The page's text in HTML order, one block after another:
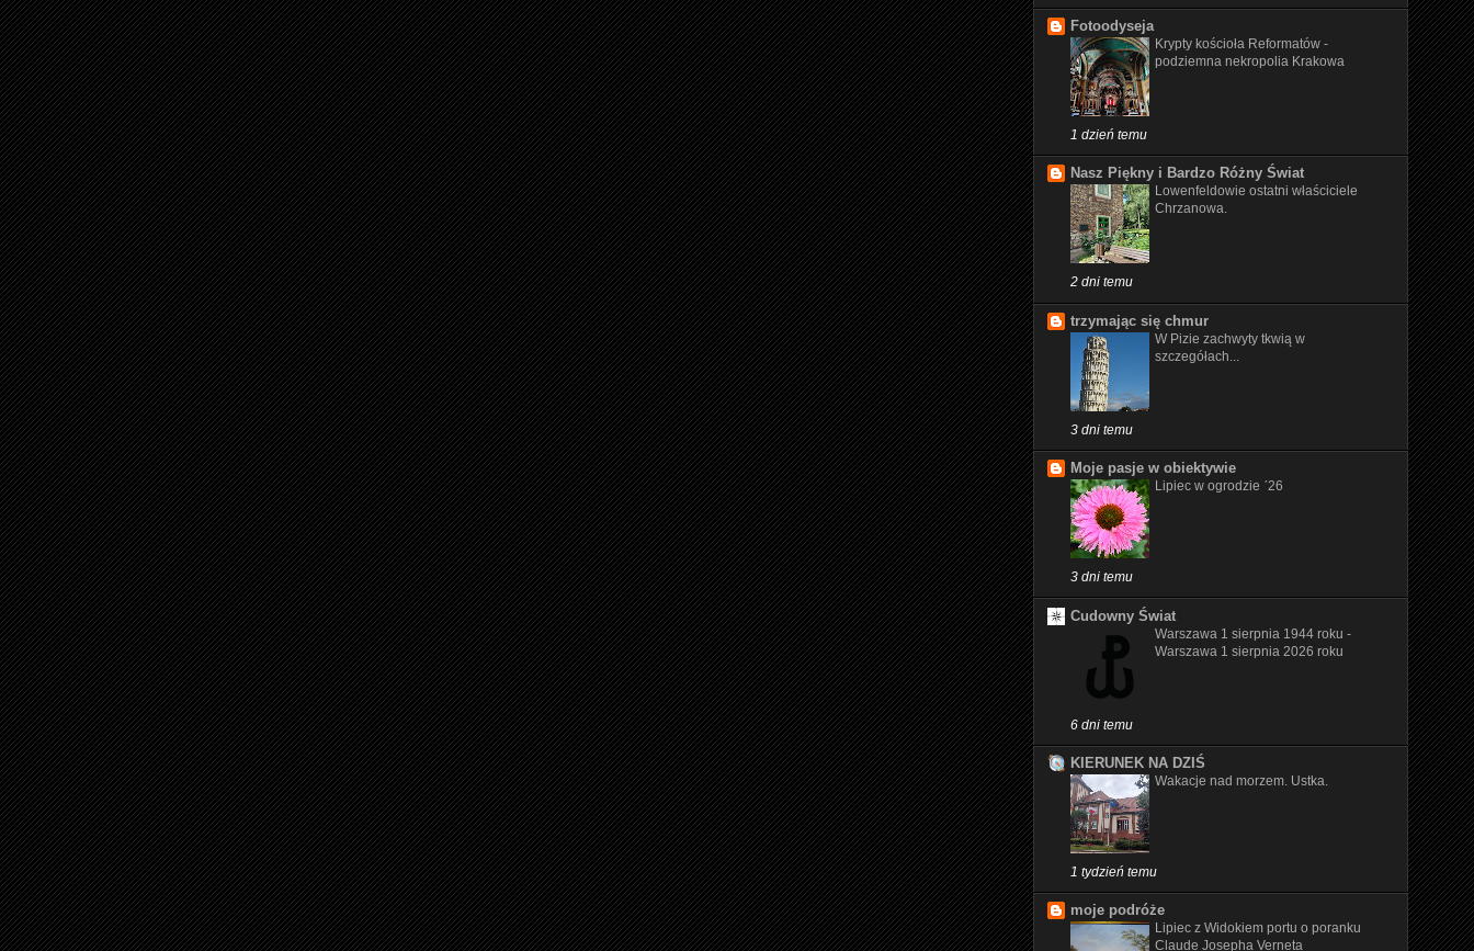
Fotoodyseja
Krypty kościoła Reformatów -
podziemna nekropolia Krakowa
1 dzień temu
Nasz Piękny i Bardzo Różny Świat
Lowenfeldowie ostatni właściciele
Chrzanowa.
2 dni temu
trzymając się chmur
W Pizie zachwyty tkwią w
szczegółach...
3 dni temu
Moje pasje w obiektywie
Lipiec w ogrodzie ʹ26
3 dni temu
Cudowny Świat
Warszawa 1 sierpnia 1944 roku -
Warszawa 1 sierpnia 2026 roku
6 dni temu
KIERUNEK NA DZIŚ
Wakacje nad morzem. Ustka.
1 tydzień temu
moje podróże
Lipiec z Widokiem portu o poranku
Claude Josepha Verneta